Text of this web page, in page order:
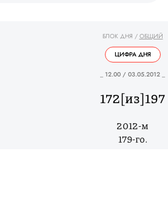
БЛОК ДНЯ / ОБЩИЙ
ЦИФРА ДНЯ
_ 12.00 / 03.05.2012 _
172[из]197
2012-м
179-го.